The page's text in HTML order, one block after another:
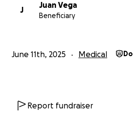
J
Juan Vega
Beneficiary
June 11th, 2025 Medical
Report fundraiser